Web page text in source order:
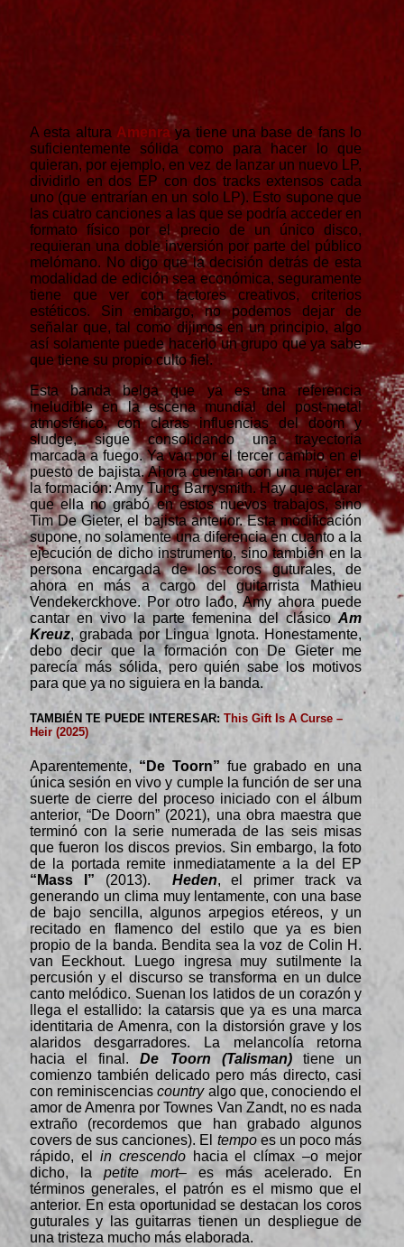
A esta altura Amenraya tiene una base de fans lo
suficientemente sólida como para hacer lo que
quieran, por ejemplo, en vez de lanzar un nuevo LP,
dividirlo en dos EP con dos tracks extensos cada
uno (que entrarían en un solo LP). Esto supone que
las cuatro canciones a las que se podría acceder en
formato físico por el precio de un único disco,
requieran una doble inversión por parte del público
melómano. No digo que la decisión detrás de esta
modalidad de edición sea económica, seguramente
tiene que ver con factores creativos, criterios
estéticos. Sin embargo, no podemos dejar de
señalar que, tal como dijimos en un principio, algo
así solamente puede hacerlo un grupo que ya sabe
que tiene su propio culto fiel.
Esta banda belga que ya es una referencia
ineludible en la escena mundial del post-metal
atmosférico, con claras influencias del doom y
sludge, sigue consolidando una trayectoria
marcada a fuego. Ya van por el tercer cambio en el
puesto de bajista. Ahora cuentan con una mujer en
la formación: Amy Tung Barrysmith. Hay que aclarar
que ella no grabó en estos nuevos trabajos, sino
Tim De Gieter, el bajista anterior. Esta modificación
supone, no solamente una diferencia en cuanto a la
ejecución de dicho instrumento, sino también en la
persona encargada de los coros guturales, de
ahora en más a cargo del guitarrista Mathieu
Vendekerckhove. Por otro lado, Amy ahora puede
cantar en vivo la parte femenina del clásicoAm
Kreuz, grabada por Lingua Ignota. Honestamente,
debo decir que la formación con De Gieter me
parecía más sólida, pero quién sabe los motivos
para que ya no siguiera en la banda.
TAMBIÉN TE PUEDE INTERESAR: This Gift Is A Curse –
Heir (2025)
Aparentemente, “De Toorn” fue grabado en una
única sesión en vivo y cumple la función de ser una
suerte de cierre del proceso iniciado con el álbum
anterior, “De Doorn” (2021), una obra maestra que
terminó con la serie numerada de las seis misas
que fueron los discos previos. Sin embargo, la foto
de la portada remite inmediatamente a la del EP
“Mass I” (2013). Heden, el primer track va
generando un clima muy lentamente, con una base
de bajo sencilla, algunos arpegios etéreos, y un
recitado en flamenco del estilo que ya es bien
propio de la banda. Bendita sea la voz de Colin H.
van Eeckhout. Luego ingresa muy sutilmente la
percusión y el discurso se transforma en un dulce
canto melódico. Suenan los latidos de un corazón y
llega el estallido: la catarsis que ya es una marca
identitaria de Amenra, con la distorsión grave y los
alaridos desgarradores. La melancolía retorna
hacia el final.De Toorn (Talisman)tiene un
comienzo también delicado pero más directo, casi
con reminiscenciascountryalgo que, conociendo el
amor de Amenra por Townes Van Zandt, no es nada
extraño (recordemos que han grabado algunos
covers de sus canciones). El tempo es un poco más
rápido, el in crescendohacia el clímax –o mejor
dicho, la petite mort– es más acelerado. En
términos generales, el patrón es el mismo que el
anterior. En esta oportunidad se destacan los coros
guturales y las guitarras tienen un despliegue de
una tristeza mucho más elaborada.